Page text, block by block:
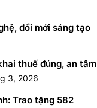
đổi mới sáng tạo
thuế đúng, an tâm
3, 2026
Trao tặng 582